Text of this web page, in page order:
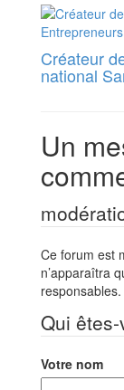
Créateur
national
Un
Ce forum est
n’apparaîtra
responsables.
Qui
Votre nom